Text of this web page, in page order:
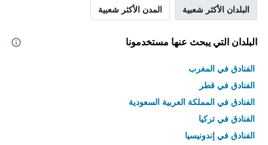
البلدان الأكثر شعبية المدن الأكثر شعبية
البلدان التي يبحث عنها مستخدمونا
الفنادق في المغرب
الفنادق في قطر
الفنادق في المملكة العربية السعودية
الفنادق في تركيا
الفنادق في إندونيسيا